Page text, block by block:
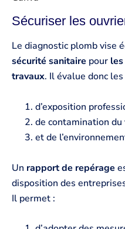
Sécuriser les
Le diagnostic plomb vise
sécurité sanitaire pour
travaux. Il évalue donc
d’exposition
de contamination
et de
Un rapport de repérage
disposition des
Il permet :